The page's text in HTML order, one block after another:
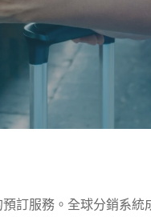
訂服務。全球分銷系統